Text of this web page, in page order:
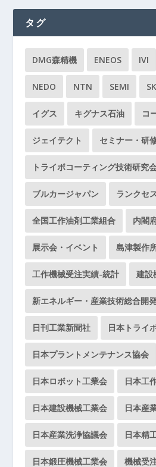
タグ
DMG森精機 ENEOS IVI
NEDO NTN SEMI
イグス キグナス石油 コ
ジェイテクト セミナー・研
トライボコーティング技術研究
ブルカージャパン ランクセ
全国工作油剤工業組合 内閣
展示会・イベント 島津製作
工作機械受注実績-統計 建設
新エネルギー・産業技術総合開
日刊工業新聞社 日本トライ
日本プラントメンテナンス協会
日本ロボット工業会 日本工
日本建設機械工業会 日本産
日本産業洗浄協議会 日本精
日本鍛圧機械工業会 機械受